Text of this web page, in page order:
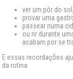
ver um pôr do sol,
provar uma
passear numa
ou rir durante
acabam por se
E essas recordações
da rotina.